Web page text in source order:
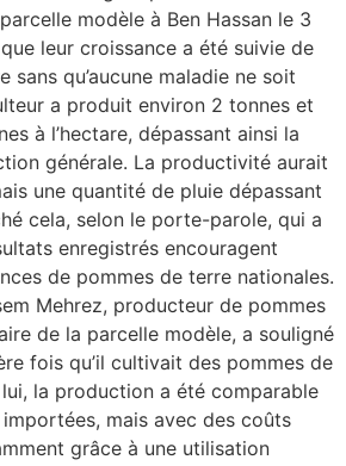
modèle à Ben Hassan le 3
leur croissance a été suivie de
sans qu’aucune maladie ne soit
a produit environ 2 tonnes et
à l’hectare, dépassant ainsi la
générale. La productivité aurait
une quantité de pluie dépassant
cela, selon le porte-parole, qui a
enregistrés encouragent
de pommes de terre nationales.
Mehrez, producteur de pommes
de la parcelle modèle, a souligné
fois qu’il cultivait des pommes de
la production a été comparable
mais avec des coûts
grâce à une utilisation